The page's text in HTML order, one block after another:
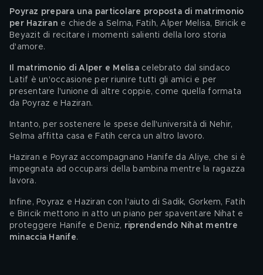
Poyraz prepara una particolare proposta di matrimonio
per Haziran e chiede a Selma, Fatih, Alper Melisa, Biricik e
Beyazit di recitare i momenti salienti della loro storia
d'amore.
Il matrimonio di Alper e Melisa celebrato dal sindaco
Latif è un'occasione per riunire tutti gli amici e per
presentare l'unione di altre coppie, come quella formata
da Poyraz e Haziran.
Intanto, per sostenere le spese dell'università di Nehir,
Selma affitta casa e Fatih cerca un altro lavoro.
Haziran e Poyraz accompagnano Hanife da Aliye, che si è
impegnata ad occuparsi della bambina mentre la ragazza
lavora.
Infine, Poyraz e Haziran con l'aiuto di Sadik, Gorkem, Fatih
e Biricik mettono in atto un piano per spaventare Nihat e
proteggere Hanife e Deniz, riprendendo Nihat mentre
minaccia Hanife.